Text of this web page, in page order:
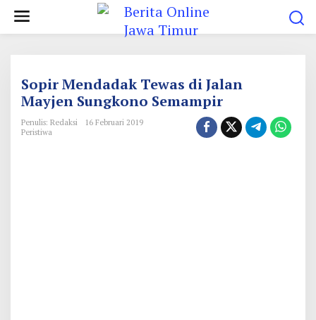
Sopir Mendadak Tewas di Jalan
Mayjen Sungkono Semampir
Penulis: Redaksi
16 Februari 2019
Peristiwa